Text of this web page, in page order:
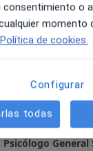
Online
27 1º,
Psicólogo General
consentimiento o
momento
Política de cookies.
Configurar
todas